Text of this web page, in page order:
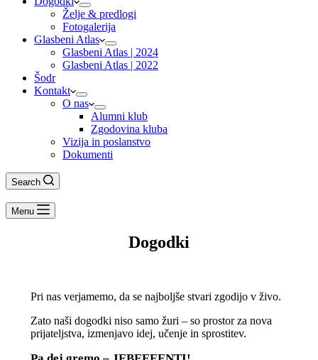
Želje & predlogi
Fotogalerija
Glasbeni Atlas
Glasbeni Atlas | 2024
Glasbeni Atlas | 2022
Šodr
Kontakt
O nas
Alumni klub
Zgodovina kluba
Vizija in poslanstvo
Dokumenti
Search
Menu
Dogodki
Pri nas verjamemo, da se najboljše stvari zgodijo v živo.
Zato naši dogodki niso samo žuri – so prostor za nova
prijateljstva, izmenjavo idej, učenje in sprostitev.